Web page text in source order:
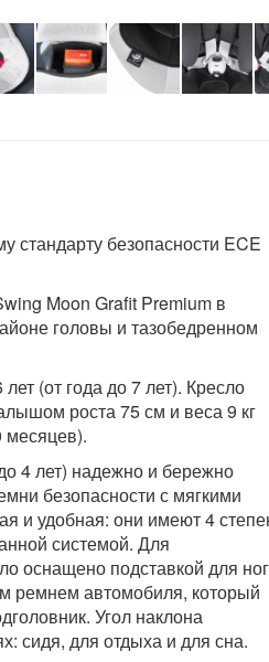
стандарту безопасности ECE
Moon Grafit Premium в
головы и тазобедренном
(от года до 7 лет). Кресло
роста 75 см и веса 9 кг
месяцев).
4 лет) надежно и бережно
безопасности с мягкими
и удобная: они имеют 4
системой. Для
оснащено подставкой для
ремнем автомобиля, который
Угол наклона
сидя, для отдыха и для сна.